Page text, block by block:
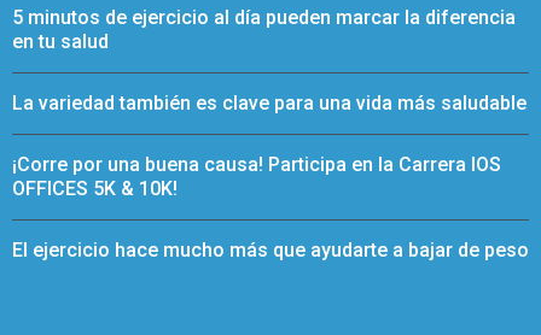
5 minutos de ejercicio al día pueden marcar la diferencia
en tu salud
La variedad también es clave para una vida más saludable
¡Corre por una buena causa! Participa en la Carrera IOS
OFFICES 5K & 10K!
El ejercicio hace mucho más que ayudarte a bajar de peso